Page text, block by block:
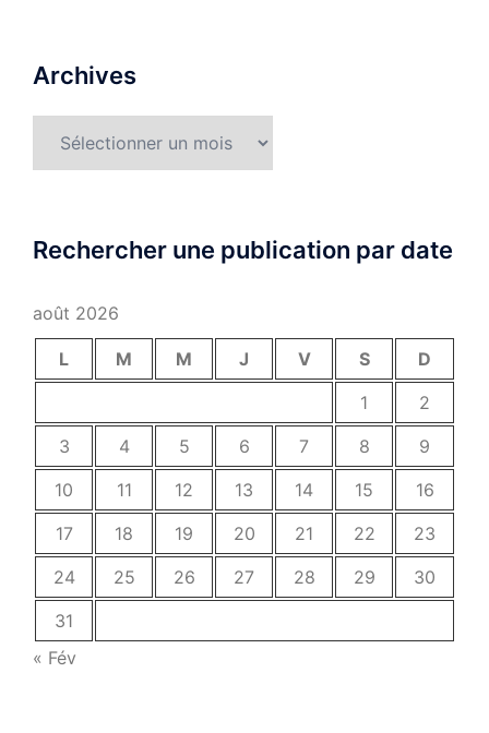
Archives
Rechercher une publication par date
août 2026
L M M J V S
D
1
2
3
4 5 6 7 8
9
10
11 12 13 14 15
16
17
18 19 20 21 22
23
24
25 26 27 28 29
30
31
« Fév